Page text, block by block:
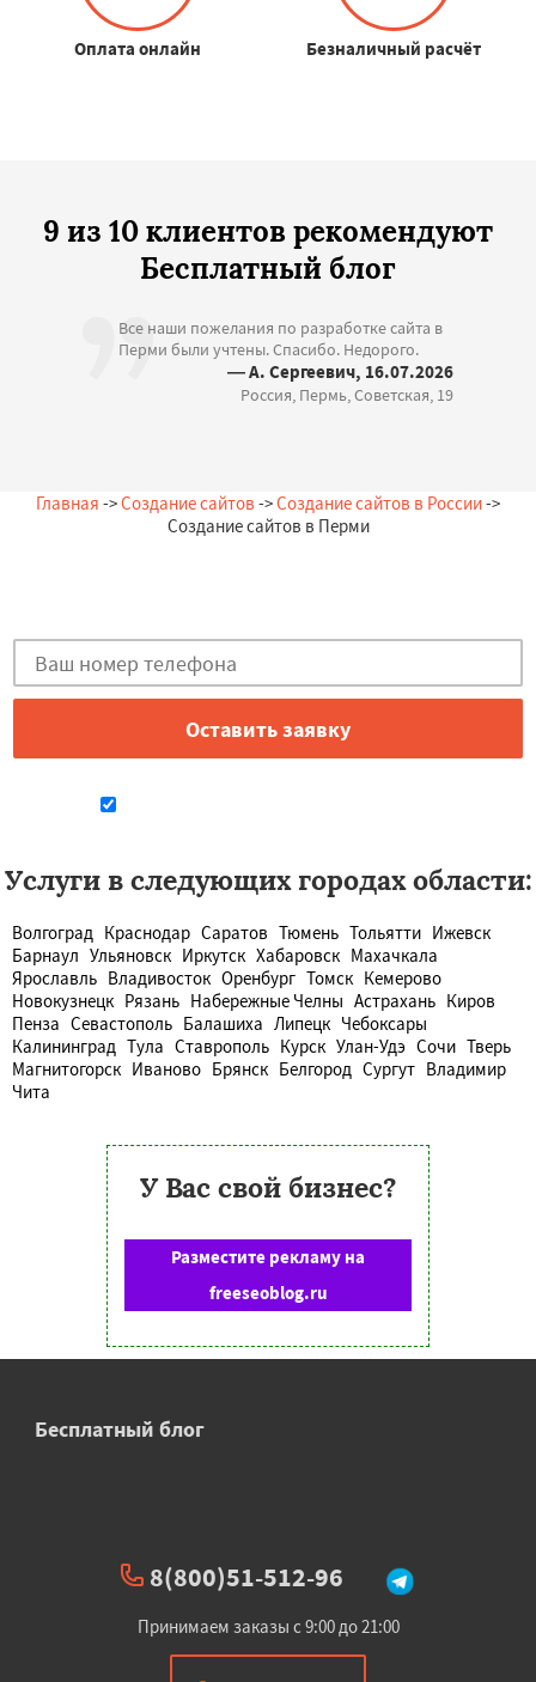
Оплата онлайн Безналичный расчёт
9 из 10 клиентов рекомендуют
Бесплатный блог
Все наши пожелания по разработке сайта в
Перми были учтены. Спасибо. Недорого.
— А. Сергеевич, 16.07.2026
Россия, Пермь, Советская, 19
Главная ->Создание сайтов ->Создание сайтов в России->
Создание сайтов в Перми
Услуги в следующих городах области:
Волгоград Краснодар Саратов Тюмень Тольятти Ижевск
Барнаул Ульяновск Иркутск Хабаровск Махачкала
Ярославль Владивосток Оренбург Томск Кемерово
Новокузнецк Рязань Набережные Челны Астрахань Киров
Пенза Севастополь Балашиха Липецк Чебоксары
Калининград Тула Ставрополь Курск Улан-Удэ Сочи Тверь
Магнитогорск Иваново Брянск Белгород Сургут Владимир
Чита
У Вас свой бизнес?
Разместите рекламу на
freeseoblog.ru
Бесплатный блог
8(800)51-512-96
Принимаем заказы с 9:00 до 21:00